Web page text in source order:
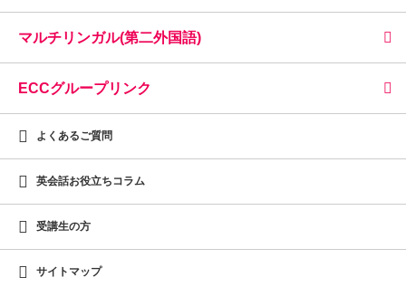
マルチリンガル(第二外国語)
ECCグループリンク
よくあるご質問
英会話お役立ちコラム
受講生の方
サイトマップ